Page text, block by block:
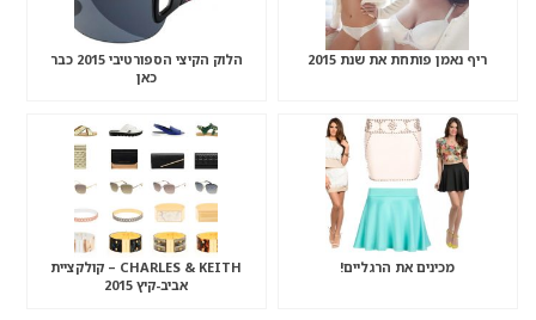
ריף נאמן פותחת את שנת 2015
הלוק הקיצי הספורטיבי 2015 כבר
כאן
מכינים את הרגליים!
CHARLES & KEITH – קולקציית
אביב-קיץ 2015